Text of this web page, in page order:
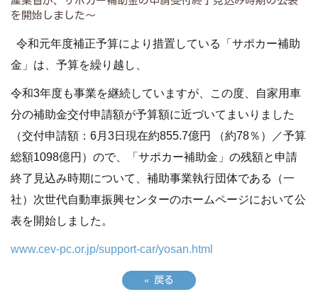
令和元年度補正予算により措置している「サポカー補助
金」は、予算を繰り越し、
令和3年度も事業を継続していますが、この度、自家用車
分の補助金交付申請額が予算額に近づいてまいりました
（交付申請額：6月3日現在約855.7億円 （約78％）／予算
総額1098億円）ので、
「サポカー補助金」の残額と申請
終了見込み時期について、補助事業執行団体である（一
社）次世代自動車振興センターのホームページにおいて公
表を開始しました。
www.cev-pc.or.jp/support-car/yosan.html
« 戻る